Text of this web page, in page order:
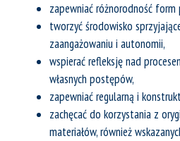
zapewniać różnorodność form
tworzyć środowisko
zaangażowaniu i autonomii,
wspierać refleksję nad
własnych postępów,
zapewniać regularną i
zachęcać do korzystania z
materiałów, również